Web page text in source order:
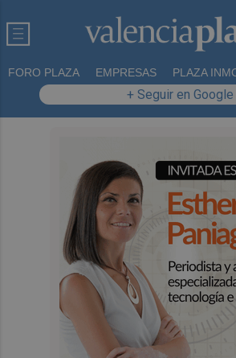
FORO PLAZA EMPRESAS PLAZA
+ Seguir en Google